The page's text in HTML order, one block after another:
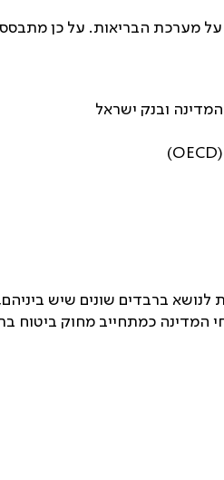
על מערכת הבריאות. על כן
ובנק ישראל
OECD
)
ברבדים שונים שיש
כמתחייב מחוק ביטוח